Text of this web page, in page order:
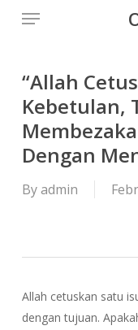
content
Menu
“Allah
Kebetulan,
Dengan
Byadmin
Allah cetuskan satu
dengan tujuan.